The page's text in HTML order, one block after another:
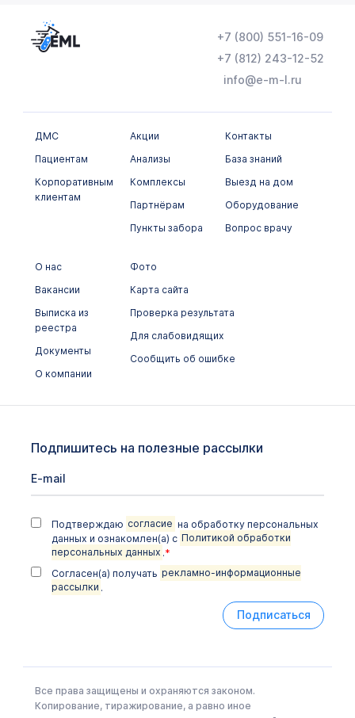
+7 (800) 551-16-09
+7 (812) 243-12-52
info@e-m-l.ru
ДМС
Пациентам
Корпоративным
клиентам
Акции
Анализы
Комплексы
Партнёрам
Пункты забора
Контакты
База знаний
Выезд на дом
Оборудование
Вопрос врачу
О нас
Вакансии
Выписка из
реестра
Документы
О компании
Фото
Карта сайта
Проверка результата
Для слабовидящих
Сообщить об ошибке
Подпишитесь на полезные рассылки
Подтверждаю согласие на обработку персональных
данных и ознакомлен(а) с Политикой обработки
персональных данных .*
Согласен(а) получать рекламно-информационные
рассылки .
Подписаться
Все права защищены и охраняются законом.
Копирование, тиражирование, а равно иное